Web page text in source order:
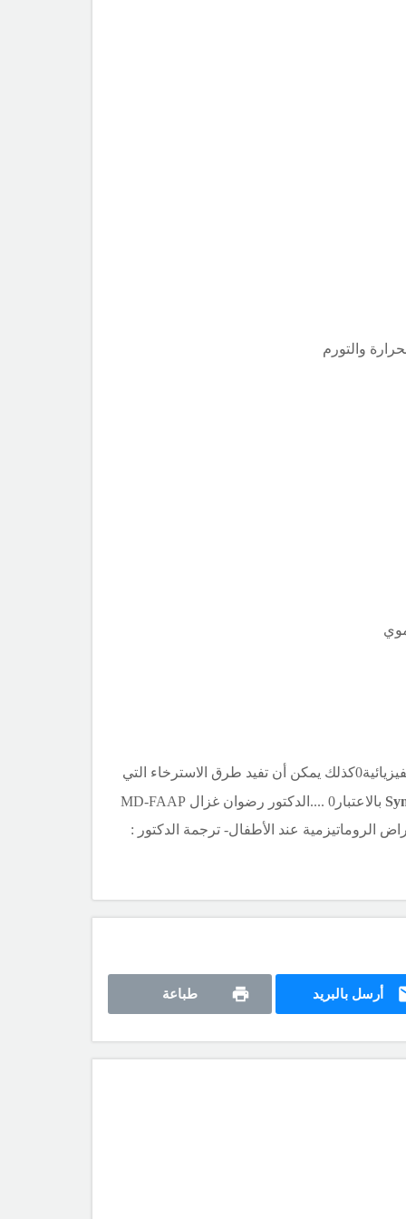
والتورم
يعتبر تطمين الأهل والمعالجة الفيزيائية والاستشارة (إذا كانت مستطبة)0يمكن أن تؤدي إلى شفاء الأعراض والموجودات الفيزيائية0كذلك يمكن أن تفيد طرق الاسترخاء التي
بالاعتبار0 .
... الدكتور رضوان غزال MD-FAAP
الروماتيزمية عند الأطفال- ترجمة الدكتور :
أرسل بالبريد طباعة